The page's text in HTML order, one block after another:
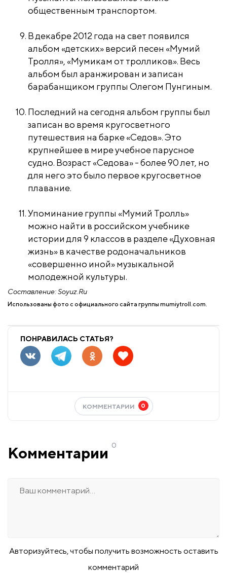
общественным транспортом.
В декабре 2012 года на свет появился
альбом «детских» версий песен «Мумий
Тролля», «Мумикам от тролликов». Весь
альбом был аранжирован и записан
барабанщиком группы Олегом Пунгиным.
Последний на сегодня альбом группы был
записан во время кругосветного
путешествия на барке «Седов». Это
крупнейшее в мире учебное парусное
судно. Возраст «Седова» - более 90 лет, но
для него это было первое кругосветное
плавание.
Упоминание группы «Мумий Тролль»
можно найти в российском учебнике
истории для 9 классов в разделе «Духовная
жизнь» в качестве родоначальников
«совершенно иной» музыкальной
молодежной культуры.
Составление: Soyuz.Ru
Использованы фото с официального сайта группы mumiytroll.com.
ПОНРАВИЛАСЬ СТАТЬЯ?
КОММЕНТАРИИ 0
Комментарии 0
Авторизуйтесь, чтобы получить возможность оставить
комментарий